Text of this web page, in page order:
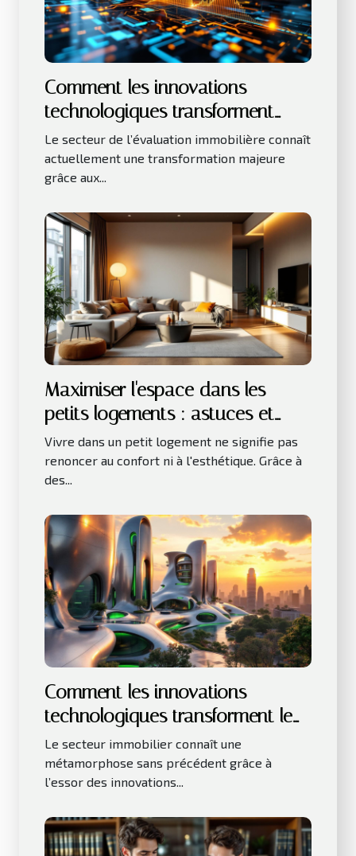
Comment les innovations
technologiques transforment
l'évaluation immobilière ?
Le secteur de l’évaluation immobilière connaît
actuellement une transformation majeure
grâce aux...
Maximiser l'espace dans les
petits logements : astuces et
innovations
Vivre dans un petit logement ne signifie pas
renoncer au confort ni à l'esthétique. Grâce à
des...
Comment les innovations
technologiques transforment le
secteur immobilier ?
Le secteur immobilier connaît une
métamorphose sans précédent grâce à
l’essor des innovations...